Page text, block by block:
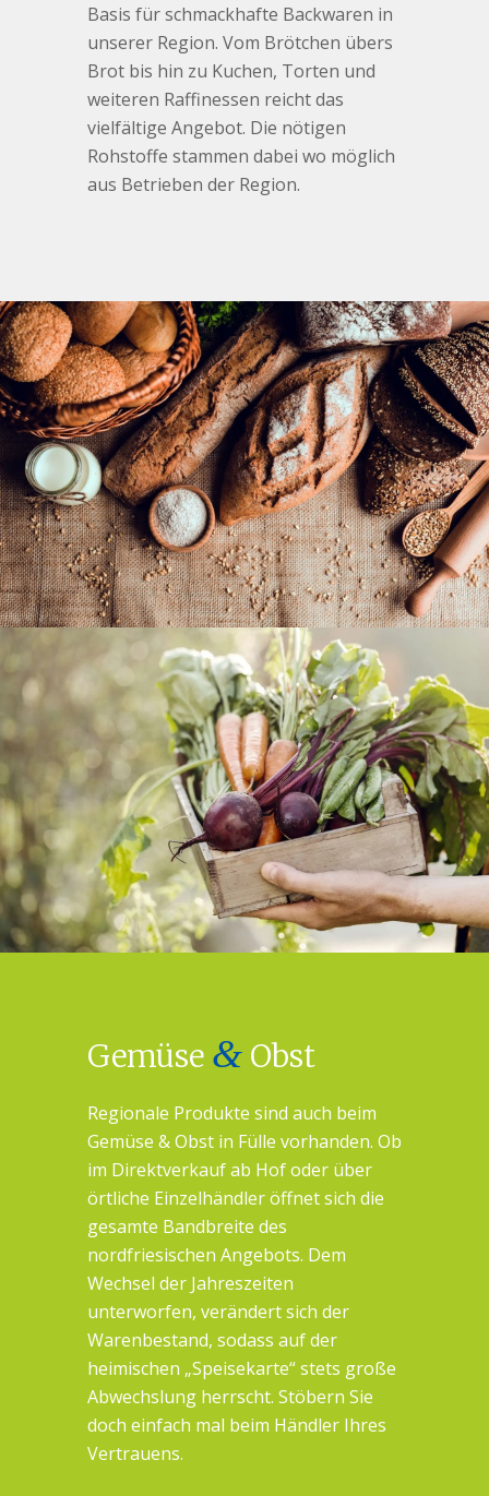
Basis für schmackhafte Backwaren in
unserer Region. Vom Brötchen übers
Brot bis hin zu Kuchen, Torten und
weiteren Raffinessen reicht das
vielfältige Angebot. Die nötigen
Rohstoffe stammen dabei wo möglich
aus Betrieben der Region.
Gemüse & Obst
Regionale Produkte sind auch beim
Gemüse & Obst in Fülle vorhanden. Ob
im Direktverkauf ab Hof oder über
örtliche Einzelhändler öffnet sich die
gesamte Bandbreite des
nordfriesischen Angebots. Dem
Wechsel der Jahreszeiten
unterworfen, verändert sich der
Warenbestand, sodass auf der
heimischen „Speisekarte“ stets große
Abwechslung herrscht. Stöbern Sie
doch einfach mal beim Händler Ihres
Vertrauens.